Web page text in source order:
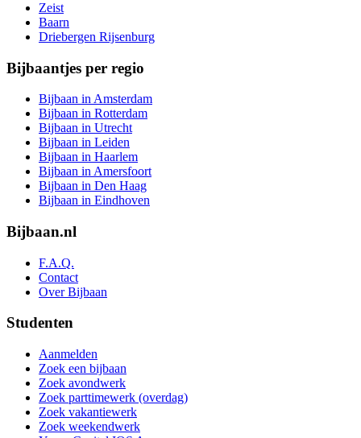
Zeist
Baarn
Driebergen Rijsenburg
Bijbaantjes per regio
Bijbaan in Amsterdam
Bijbaan in Rotterdam
Bijbaan in Utrecht
Bijbaan in Leiden
Bijbaan in Haarlem
Bijbaan in Amersfoort
Bijbaan in Den Haag
Bijbaan in Eindhoven
Bijbaan.nl
F.A.Q.
Contact
Over Bijbaan
Studenten
Aanmelden
Zoek een bijbaan
Zoek avondwerk
Zoek parttimewerk (overdag)
Zoek vakantiewerk
Zoek weekendwerk